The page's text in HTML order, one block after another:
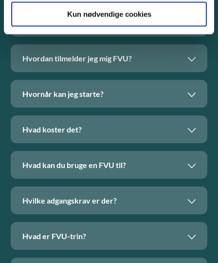
Kun nødvendige cookies
Hvordan tilmelder jeg mig FVU?
Hvornår kan jeg starte?
Hvad koster det?
Hvad kan du bruge en FVU til?
Hvilke adgangskrav er der?
Hvad er FVU-trin?